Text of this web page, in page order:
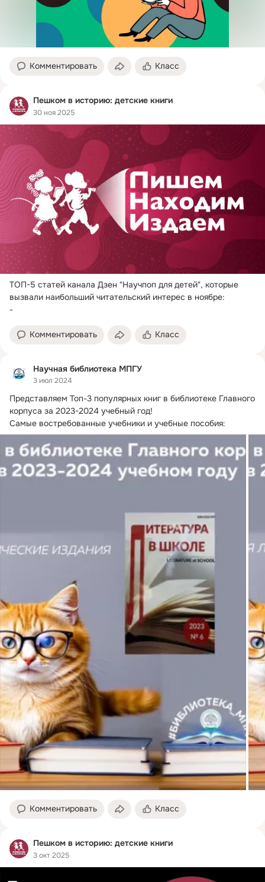
Комментировать Класс
Пешком в историю: детские книги
30 ноя 2025
ТОП-5 статей канала Дзен "Научпоп для детей", которые
вызвали наибольший читательский интерес в ноябре:
-
Комментировать Класс
Научная библиотека МПГУ
3 июл 2024
Представляем Топ-3 популярных книг в библиотеке Главного
корпуса за 2023-2024 учебный год!
Самые востребованные учебники и учебные пособия:
Комментировать Класс
Пешком в историю: детские книги
3 окт 2025